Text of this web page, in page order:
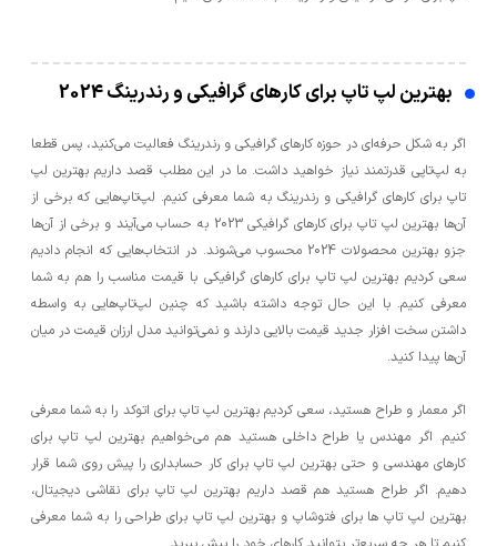
بهترین لپ تاپ برای کارهای گرافیکی و رندرینگ 2024
اگر به شکل حرفه‌ای در حوزه کارهای گرافیکی و رندرینگ فعالیت می‌کنید، پس قطعا
به لپ‌تاپی قدرتمند نیاز خواهید داشت. ما در این مطلب قصد داریم بهترین لپ
تاپ برای کارهای گرافیکی و رندرینگ به شما معرفی کنیم. لپ‌تاپ‌هایی که برخی از
آن‌ها بهترین لپ تاپ برای کارهای گرافیکی 2023 به حساب می‌آیند و برخی از آن‌ها
جزو بهترین محصولات 2024 محسوب می‌شوند. در انتخاب‌هایی که انجام دادیم
سعی کردیم بهترین لپ تاپ برای کارهای گرافیکی با قیمت مناسب را هم به شما
معرفی کنیم. با این حال توجه داشته باشید که چنین لپ‌تاپ‌هایی به واسطه
داشتن سخت افزار جدید قیمت بالایی دارند و نمی‌توانید مدل ارزان قیمت در میان
آن‌ها پیدا کنید.
اگر معمار و طراح هستید، سعی کردیم بهترین لپ تاپ برای اتوکد را به شما معرفی
کنیم. اگر مهندس یا طراح داخلی هستید هم می‌خواهیم بهترین لپ تاپ برای
کارهای مهندسی و حتی بهترین لپ تاپ برای کار حسابداری را پیش روی شما قرار
دهیم. اگر طراح هستید هم قصد داریم بهترین لپ تاپ برای نقاشی دیجیتال،
بهترین لپ تاپ ها برای فتوشاپ و بهترین لپ تاپ برای طراحی را به شما معرفی